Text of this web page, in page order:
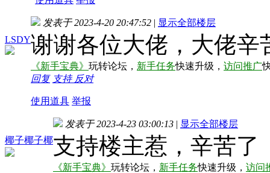
LSDY
发表于 2023-4-20 20:47:52 | 显示全部楼层
谢谢各位大佬，大佬辛
《新手宝典》 玩转论坛， 新手任务快速升级， 访问推广
回复 支持 反对
使用道具 举报
椰子椰子椰
发表于 2023-4-23 03:00:13 | 显示全部楼层
支持楼主惹，辛苦了
《新手宝典》 玩转论坛， 新手任务快速升级， 访问